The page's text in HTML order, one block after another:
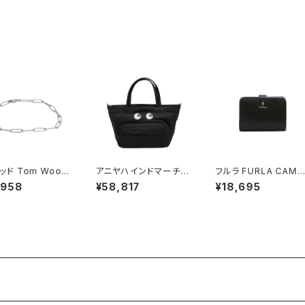
ッド Tom Wood
ブレス
100066-77 シ
アニヤハインドマーチ A
NYA HINDMARCH Ey
es ナイロン・E/W・トー
¥58,817
フルラ FURLA CAMEL
IA S COMPACT WAL
LETS 二つ折り財布 w
¥18,695